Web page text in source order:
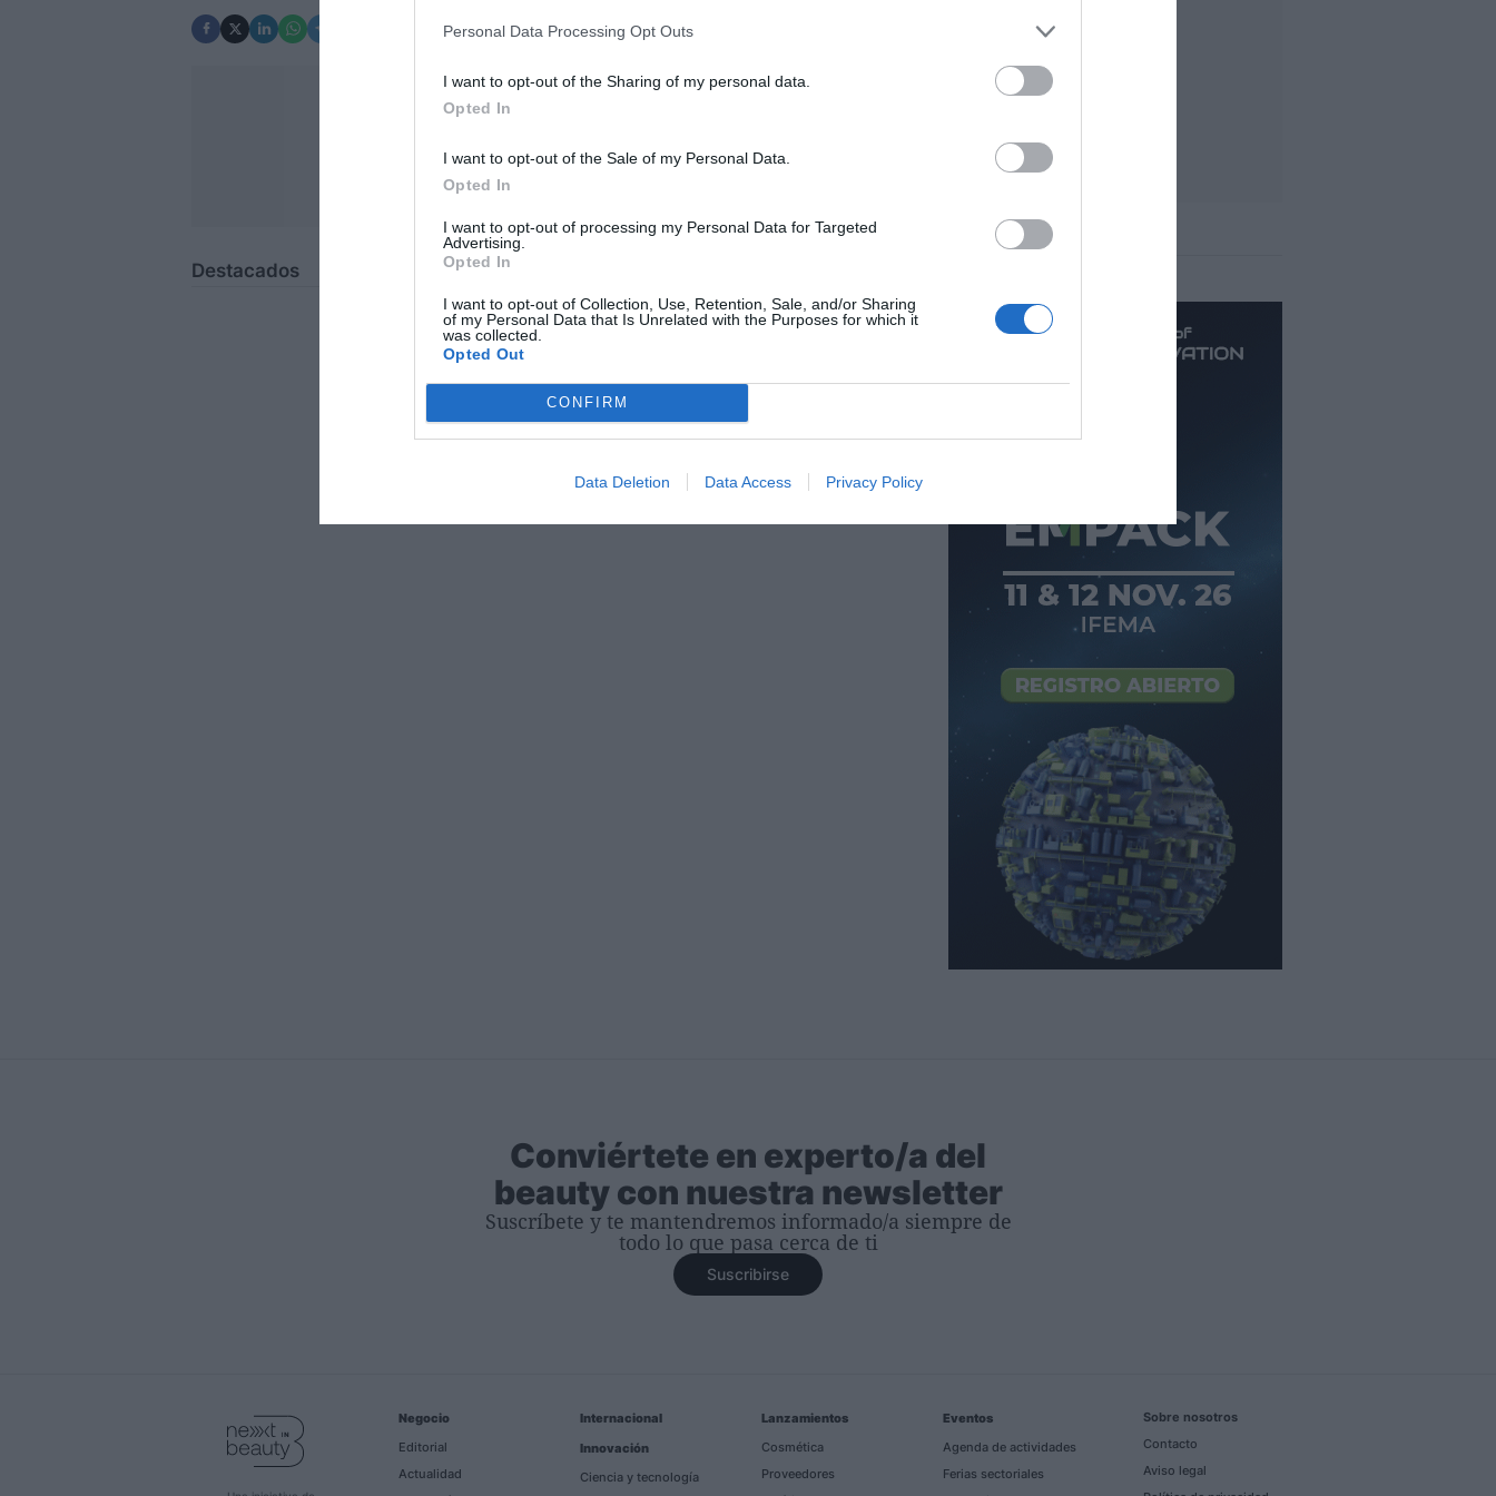
Personal Data Processing Opt Outs
I want to opt-out of the Sharing of my personal data.
Opted In
I want to opt-out of the Sale of my Personal Data.
Opted In
I want to opt-out of processing my Personal Data for Targeted
Advertising.
Opted In
I want to opt-out of Collection, Use, Retention, Sale, and/or Sharing
of my Personal Data that Is Unrelated with the Purposes for which it
was collected.
Opted Out
CONFIRM
Data Deletion Data Access Privacy Policy
Destacados
Lo más leído
Conviértete en experto/a del
beauty con nuestra newsletter
Suscríbete y te mantendremos informado/a siempre de
todo lo que pasa cerca de ti
Suscribirse
Negocio
Editorial
Actualidad
Internacional
Innovación
Ciencia y tecnología
Lanzamientos
Cosmética
Proveedores
Eventos
Agenda de actividades
Ferias sectoriales
Sobre nosotros
Contacto
Aviso legal